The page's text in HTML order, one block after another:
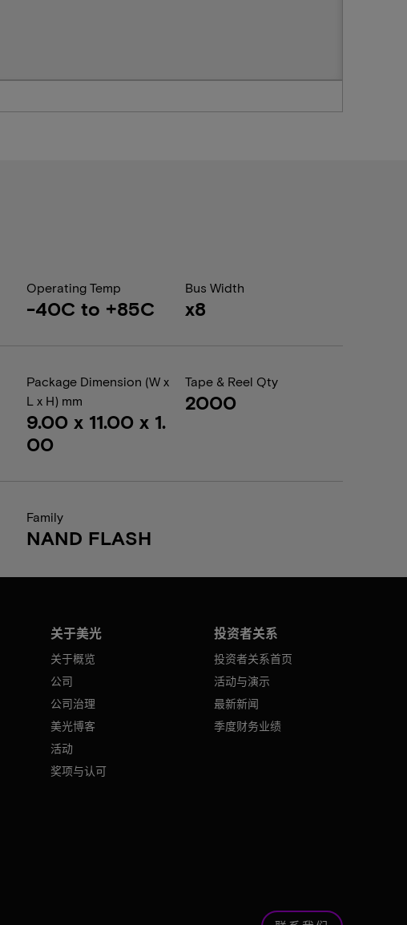
Operating Temp
-40C to +85C
Bus Width
x8
Package Dimension (W x
L x H) mm
9.00 x 11.00 x 1.
00
Tape & Reel Qty
2000
Family
NAND FLASH
关于美光
关于概览
公司
公司治理
美光博客
活动
奖项与认可
投资者关系
投资者关系首页
活动与演示
最新新闻
季度财务业绩